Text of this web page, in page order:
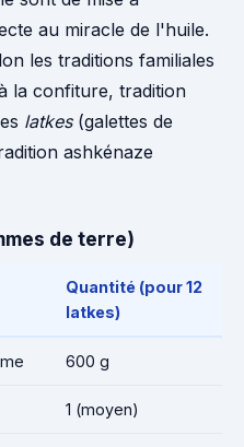
au miracle de l'huile.
les traditions familiales
la confiture, tradition
latkes(galettes de
ashkénaze
de terre)
Quantité (pour 12
latkes)
600 g
1 (moyen)